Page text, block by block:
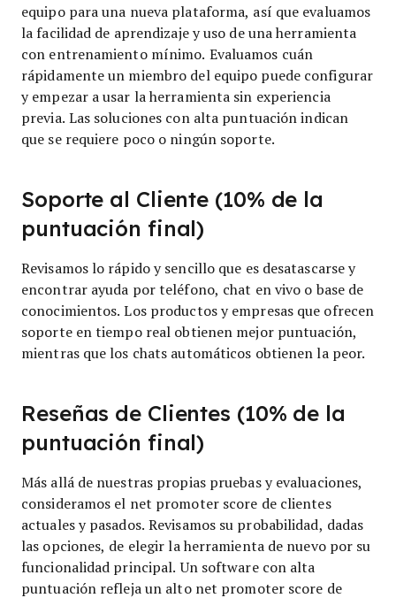
equipo para una nueva plataforma, así que evaluamos
la facilidad de aprendizaje y uso de una herramienta
con entrenamiento mínimo. Evaluamos cuán
rápidamente un miembro del equipo puede configurar
y empezar a usar la herramienta sin experiencia
previa. Las soluciones con alta puntuación indican
que se requiere poco o ningún soporte.
Soporte al Cliente (10% de la
puntuación final)
Revisamos lo rápido y sencillo que es desatascarse y
encontrar ayuda por teléfono, chat en vivo o base de
conocimientos. Los productos y empresas que ofrecen
soporte en tiempo real obtienen mejor puntuación,
mientras que los chats automáticos obtienen la peor.
Reseñas de Clientes (10% de la
puntuación final)
Más allá de nuestras propias pruebas y evaluaciones,
consideramos el net promoter score de clientes
actuales y pasados. Revisamos su probabilidad, dadas
las opciones, de elegir la herramienta de nuevo por su
funcionalidad principal. Un software con alta
puntuación refleja un alto net promoter score de